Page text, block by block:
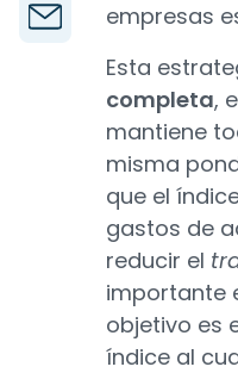
empresas
Esta
completa,
mantiene
misma
que el
gastos de
reducir el
importante
objetivo es
índice al